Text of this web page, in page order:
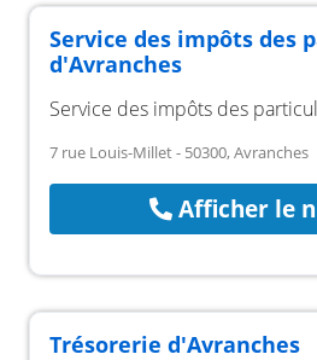
Service des impôts des
d'Avranches
Service des impôts des
7 rue Louis-Millet - 50300, Avranches
Afficher le
Trésorerie d'Avranches